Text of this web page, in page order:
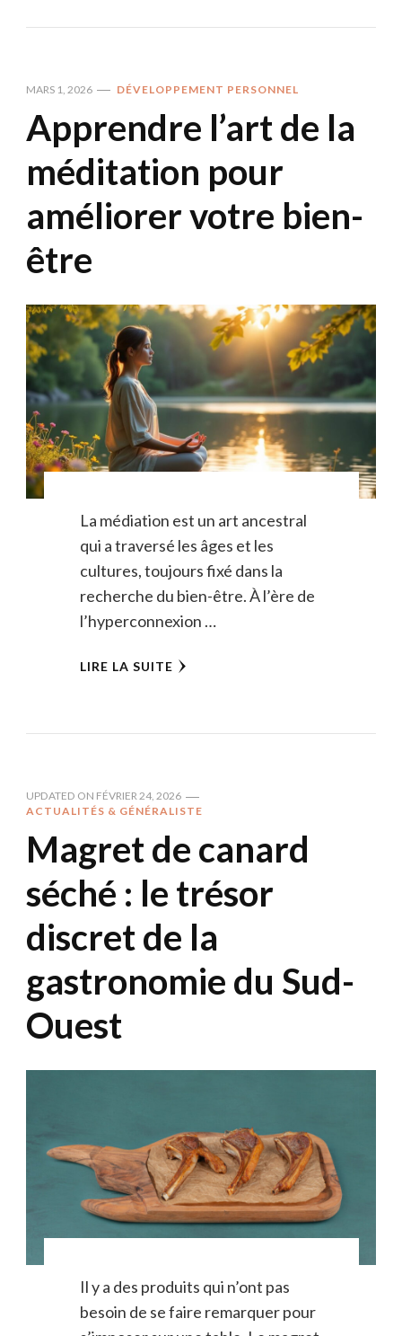
MARS 1, 2026 DÉVELOPPEMENT PERSONNEL
Apprendre l’art de la
méditation pour
améliorer votre bien-
être
La médiation est un art ancestral
qui a traversé les âges et les
cultures, toujours fixé dans la
recherche du bien-être. À l’ère de
l’hyperconnexion …
LIRE LA SUITE
UPDATED ON FÉVRIER 24, 2026
ACTUALITÉS & GÉNÉRALISTE
Magret de canard
séché : le trésor
discret de la
gastronomie du Sud-
Ouest
Il y a des produits qui n’ont pas
besoin de se faire remarquer pour